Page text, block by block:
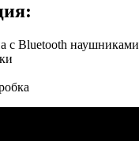
с Bluetooth наушниками